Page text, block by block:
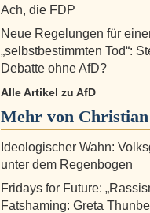
Ach, die FDP
Neue Regelungen für
„selbstbestimmten Tod“:
Debatte ohne AfD?
Alle Artikel zu AfD
Mehr von
Ideologischer Wahn:
unter dem Regenbogen
Fridays for Future:
Fatshaming: Greta